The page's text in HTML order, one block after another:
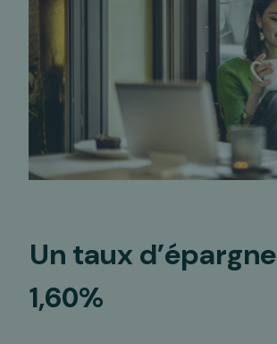
Un taux d’épargne
1,60%